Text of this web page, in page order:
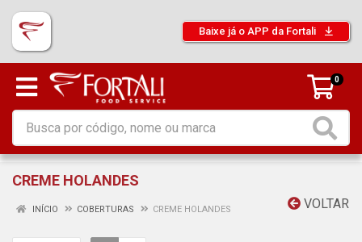
Baixe já o APP da Fortali
0
CREME HOLANDES
VOLTAR
INÍCIO COBERTURAS CREME HOLANDES